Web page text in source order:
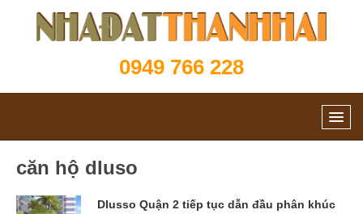
0949 766 228
căn hộ dluso
Dlusso Quận 2 tiếp tục dẫn đầu phân khúc